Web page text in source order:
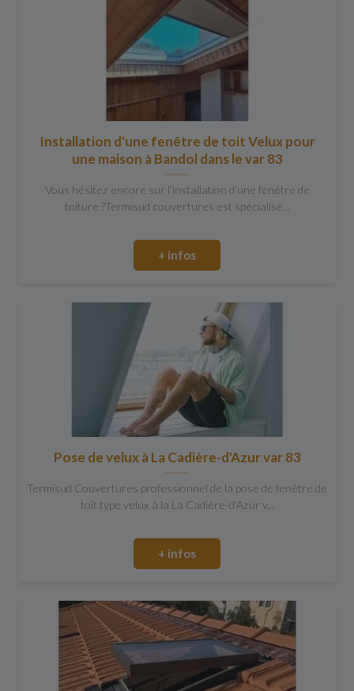
Installation d'une fenêtre de toit Velux pour
une maison à Bandol dans le var 83
Vous hésitez encore sur l’installation d’une fenêtre de
toiture ?Termisud couvertures est spécialisé...
+ infos
Pose de velux à La Cadière-d'Azur var 83
Termisud Couvertures professionnel de la pose de fenêtre de
toit type velux à la La Cadière-d'Azur v...
+ infos